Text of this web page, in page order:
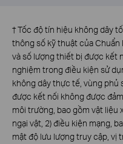
†Tốc độ tín hiệu không dây
thông số kỹ thuật của Chuẩn
và số lượng thiết bị được kết
nghiệm trong điều kiện sử
không dây thực tế, vùng phủ
được kết nối không được
môi trường, bao gồm vật liệu
ngại vật, 2) điều kiện mạng,
mật độ lưu lượng truy cập, vị